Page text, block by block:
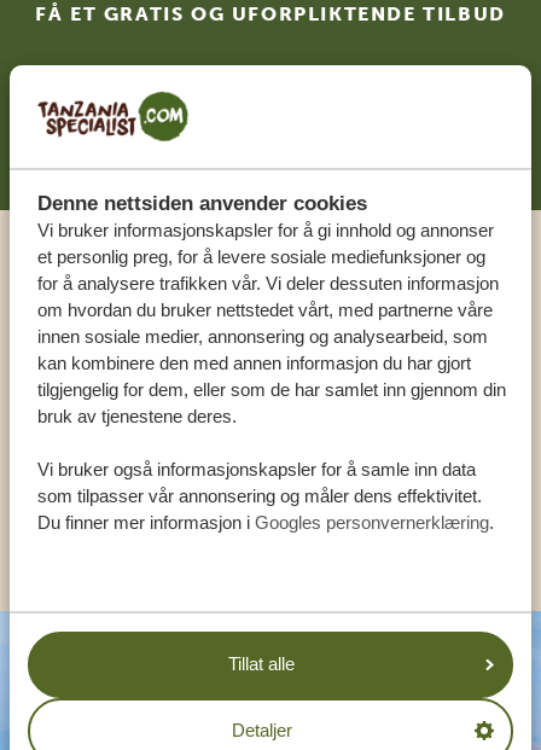
Denne nettsiden anvender cookies
Vi bruker informasjonskapsler for å gi innhold og annonser
et personlig preg, for å levere sosiale mediefunksjoner og
for å analysere trafikken vår. Vi deler dessuten informasjon
om hvordan du bruker nettstedet vårt, med partnerne våre
innen sosiale medier, annonsering og analysearbeid, som
kan kombinere den med annen informasjon du har gjort
tilgjengelig for dem, eller som de har samlet inn gjennom din
bruk av tjenestene deres.
Vi bruker også informasjonskapsler for å samle inn data
som tilpasser vår annonsering og måler dens effektivitet.
Du finner mer informasjon i Googles personvernerklæring.
Tillat alle
Detaljer
FÅ ET GRATIS OG UFORPLIKTENDE TILBUD
BEGYNN Å PLANLEGGE DRØMMEREISEN
Ring en ekspert
VÅRE SPESIALISTER ER HER FOR Å HJELPE
DEG
NORSK:+31 174 788 108
ANDRE LAND